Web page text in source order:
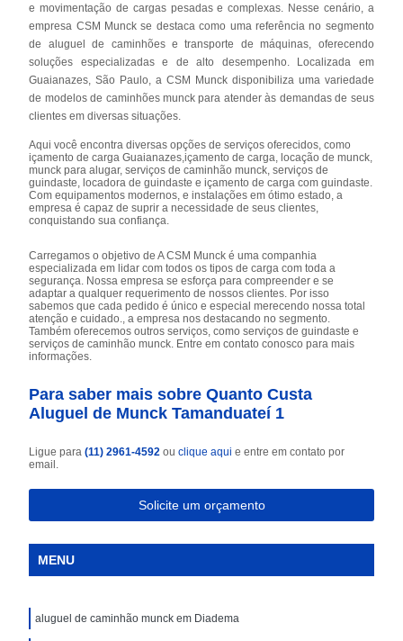
e movimentação de cargas pesadas e complexas. Nesse cenário, a
empresa CSM Munck se destaca como uma referência no segmento
de aluguel de caminhões e transporte de máquinas, oferecendo
soluções especializadas e de alto desempenho. Localizada em
Guaianazes, São Paulo, a CSM Munck disponibiliza uma variedade
de modelos de caminhões munck para atender às demandas de seus
clientes em diversas situações.
Aqui você encontra diversas opções de serviços oferecidos, como
içamento de carga Guaianazes,içamento de carga, locação de munck,
munck para alugar, serviços de caminhão munck, serviços de
guindaste, locadora de guindaste e içamento de carga com guindaste.
Com equipamentos modernos, e instalações em ótimo estado, a
empresa é capaz de suprir a necessidade de seus clientes,
conquistando sua confiança.
Carregamos o objetivo de A CSM Munck é uma companhia
especializada em lidar com todos os tipos de carga com toda a
segurança. Nossa empresa se esforça para compreender e se
adaptar a qualquer requerimento de nossos clientes. Por isso
sabemos que cada pedido é único e especial merecendo nossa total
atenção e cuidado., a empresa nos destacando no segmento.
Também oferecemos outros serviços, como serviços de guindaste e
serviços de caminhão munck. Entre em contato conosco para mais
informações.
Para saber mais sobre Quanto Custa
Aluguel de Munck Tamanduateí 1
Ligue para(11) 2961-4592ouclique aqui e entre em contato por
email.
Solicite um orçamento
MENU
aluguel de caminhão munck em Diadema